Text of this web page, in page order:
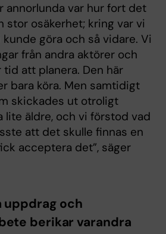
annorlunda var hur fort det
stor osäkerhet; kring var vi
göra och så vidare. Vi
från andra aktörer och
att planera. Den här
bara köra. Men samtidigt
skickades ut otroligt
lite äldre, och vi förstod vad
att det skulle finnas en
acceptera det”, säger
och
berikar varandra